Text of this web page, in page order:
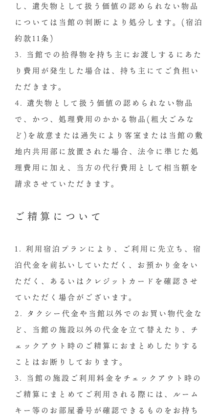
し、遺失物として扱う価値の認められない物品
については当館の判断により処分します。(宿泊
約款11条)
3. 当館での拾得物を持ち主にお渡しするにあた
り費用が発生した場合は、持ち主にてご負担い
ただきます。
4. 遺失物として扱う価値の認められない物品
で、かつ、処理費用のかかる物品(粗大ごみな
ど)を故意または過失により客室または当館の敷
地内共用部に放置された場合、法令に準じた処
理費用に加え、当方の代行費用として相当額を
請求させていただきます。
ご精算について
1. 利用宿泊プランにより、ご利用に先立ち、宿
泊代金を前払いしていただく、お預かり金をい
ただく、あるいはクレジットカードを確認させ
ていただく場合がございます。
2. タクシー代金や当館以外でのお買い物代金な
ど、当館の施設以外の代金を立て替えたり、チ
ェックアウト時のご精算におまとめしたりする
ことはお断りしております。
3. 当館の施設ご利用料金をチェックアウト時の
ご精算にまとめてご利用される際には、ルーム
キー等のお部屋番号が確認できるものをお持ち